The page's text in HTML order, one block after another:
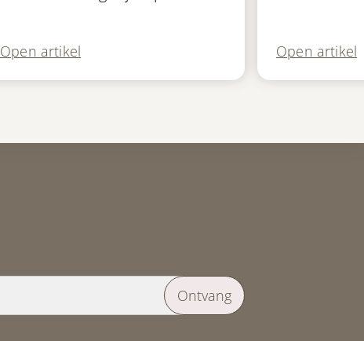
Open artikel Open artikel
Ontvang